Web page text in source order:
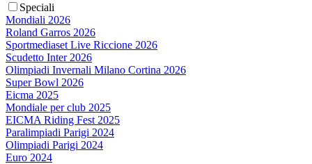
Speciali
Mondiali 2026
Roland Garros 2026
Sportmediaset Live Riccione 2026
Scudetto Inter 2026
Olimpiadi Invernali Milano Cortina 2026
Super Bowl 2026
Eicma 2025
Mondiale per club 2025
EICMA Riding Fest 2025
Paralimpiadi Parigi 2024
Olimpiadi Parigi 2024
Euro 2024